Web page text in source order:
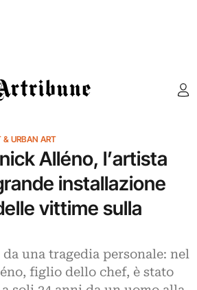
& URBAN ART
Alléno, l’artista
installazione
vittime sulla
una tragedia personale: nel
figlio dello chef, è stato